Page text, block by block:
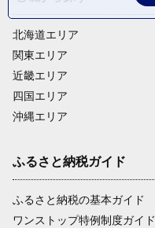
北海道エリア
関東エリア
近畿エリア
四国エリア
沖縄エリア
ふるさと納税ガイド
ふるさと納税の基本ガイド
ワンストップ特例制度ガイド